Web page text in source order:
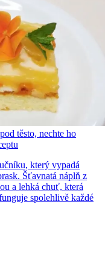
těsto, nechte ho
který vypadá
Šťavnatá náplň z
a lehká chuť, která
spolehlivě každé